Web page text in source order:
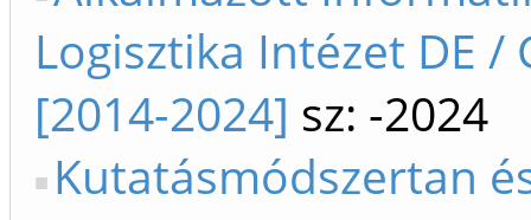
Logisztika Intézet DE /
[2014-2024] sz: -2024
Kutatásmódszertan